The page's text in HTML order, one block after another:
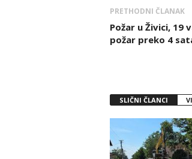
PRETHODNI ČLANAK
Požar u Živici, 19
požar preko 4
SLIČNI ČLANCI